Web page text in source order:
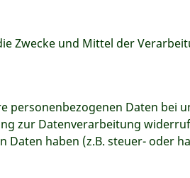
Zwecke und Mittel der
Daten bei
zur Datenverarbeitung
haben (z.B. steuer- oder